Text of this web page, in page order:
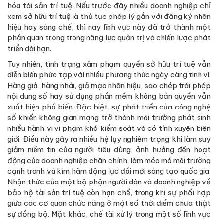
hóa tài sản trí tuệ. Nếu trước đây nhiều doanh nghiệp chỉ
xem sở hữu trí tuệ là thủ tục pháp lý gắn với đăng ký nhãn
hiệu hay sáng chế, thì nay lĩnh vực này đã trở thành một
phần quan trọng trong năng lực quản trị và chiến lược phát
triển dài hạn.
Tuy nhiên, tình trạng xâm phạm quyền sở hữu trí tuệ vẫn
diễn biến phức tạp với nhiều phương thức ngày càng tinh vi.
Hàng giả, hàng nhái, giả mạo nhãn hiệu, sao chép trái phép
nội dung số hay sử dụng phần mềm không bản quyền vẫn
xuất hiện phổ biến. Đặc biệt, sự phát triển của công nghệ
số khiến không gian mạng trở thành môi trường phát sinh
nhiều hành vi vi phạm khó kiểm soát và có tính xuyên biên
giới. Điều này gây ra nhiều hệ lụy nghiêm trọng khi làm suy
giảm niềm tin của người tiêu dùng, ảnh hưởng đến hoạt
động của doanh nghiệp chân chính, làm méo mó môi trường
cạnh tranh và kìm hãm động lực đổi mới sáng tạo quốc gia.
Nhận thức của một bộ phận người dân và doanh nghiệp về
bảo hộ tài sản trí tuệ còn hạn chế, trong khi sự phối hợp
giữa các cơ quan chức năng ở một số thời điểm chưa thật
sự đồng bộ. Mặt khác, chế tài xử lý trong một số lĩnh vực